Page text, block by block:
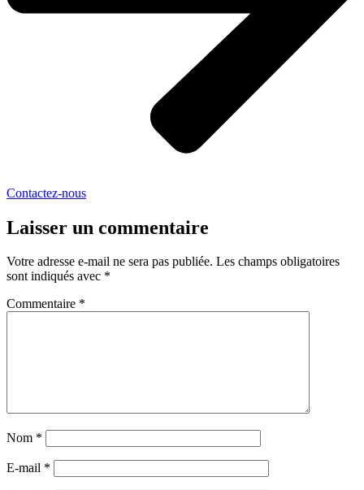
Contactez-nous
Laisser un commentaire
Votre adresse e-mail ne sera pas publiée. Les champs obligatoires
sont indiqués avec *
Commentaire *
Nom *
E-mail *